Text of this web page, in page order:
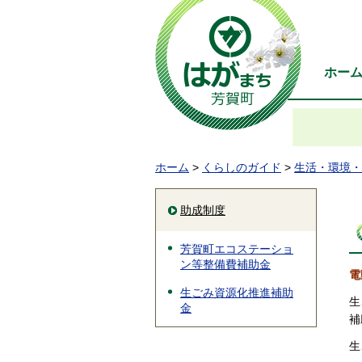
ホーム
ホーム > くらしのガイド > 生活・環境
助成制度
芳賀町エコステーショ
ン等整備費補助金
生ごみ資源化推進補助
金
補